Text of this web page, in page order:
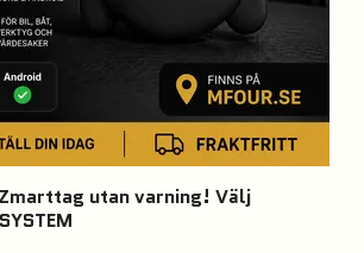
Zmarttag utan varning! Välj